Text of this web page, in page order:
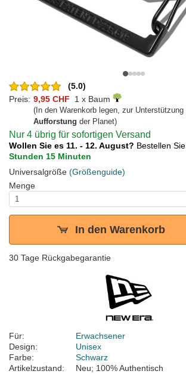
(5.0)
Preis: 9,95 CHF 1 x Baum
(In den Warenkorb legen, zur Unterstützung
Aufforstung der Planet)
Nur 4 übrig für sofortigen Versand
Wollen Sie es 11. - 12. August? Bestellen
Stunden 15 Minuten
Universalgröße (Größenguide)
Menge
In den Warenkorb
30 Tage Rückgabegarantie
Für:
Erwachsener
Design:
Unisex
Farbe:
Schwarz
Artikelzustand:
Neu; 100% Authentisch